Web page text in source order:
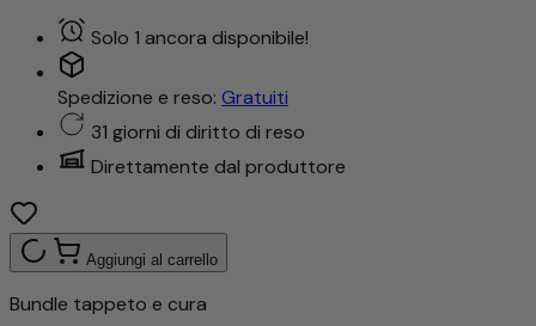
Solo 1 ancora disponibile!
Spedizione e reso: Gratuiti
31 giorni di diritto di reso
Direttamente dal produttore
Aggiungi al carrello
Bundle tappeto e cura